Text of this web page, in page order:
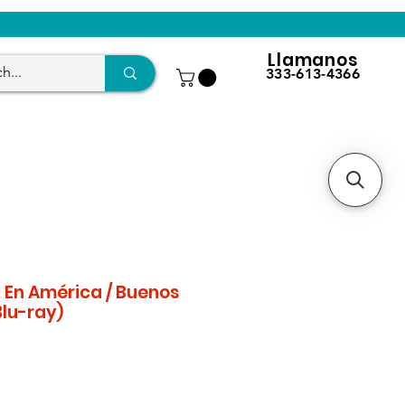
Llamanos
333-613-4366
En América / Buenos
ray)